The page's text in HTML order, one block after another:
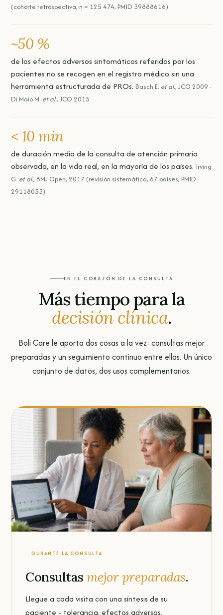
(cohorte retrospectiva, n = 125 474, PMID 39888616)
~50 %
de los efectos adversos sintomáticos referidos por los
pacientes no se recogen en el registro médico sin una
herramienta estructurada de PROs. Basch E. et al., JCO 2009 ·
Di Maio M. et al., JCO 2015
< 10 min
de duración media de la consulta de atención primaria
observada, en la vida real, en la mayoría de los países. Irving
G. et al., BMJ Open, 2017 (revisión sistemática, 67 países, PMID
29118053)
EN EL CORAZÓN DE LA CONSULTA
Más tiempo para la
decisión clínica.
Boli Care le aporta dos cosas a la vez: consultas mejor
preparadas y un seguimiento continuo entre ellas. Un único
conjunto de datos, dos usos complementarios.
DURANTE LA CONSULTA
Consultasmejor preparadas.
Llegue a cada visita con una síntesis de su
paciente - tolerancia, efectos adversos,